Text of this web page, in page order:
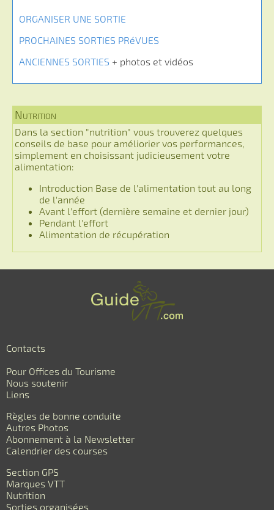
ORGANISER UNE SORTIE
PROCHAINES SORTIES PRéVUES
ANCIENNES SORTIES + photos et vidéos
Nutrition
Dans la section "nutrition" vous trouverez quelques
conseils de base pour améliorier vos performances,
simplement en choisissant judicieusement votre
alimentation:
Introduction Base de l'alimentation tout au long
de l'année
Avant l'effort (dernière semaine et dernier jour)
Pendant l'effort
Alimentation de récupération
Contacts
Pour Offices du Tourisme
Nous soutenir
Liens
Règles de bonne conduite
Autres Photos
Abonnement à la Newsletter
Calendrier des courses
Section GPS
Marques VTT
Nutrition
Sorties organisées